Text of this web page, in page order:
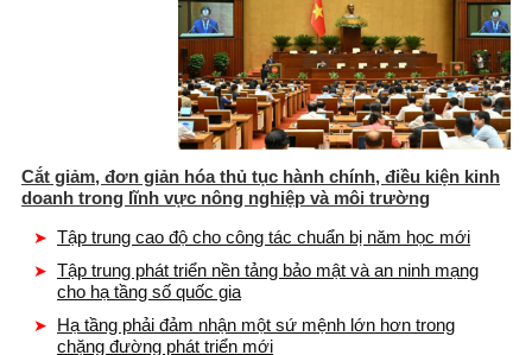
Cắt giảm, đơn giản hóa thủ tục hành chính, điều kiện kinh
doanh trong lĩnh vực nông nghiệp và môi trường
Tập trung cao độ cho công tác chuẩn bị năm học mới
Tập trung phát triển nền tảng bảo mật và an ninh mạng
cho hạ tầng số quốc gia
Hạ tầng phải đảm nhận một sứ mệnh lớn hơn trong
chặng đường phát triển mới